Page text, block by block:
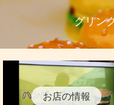
グリン
お店の情報